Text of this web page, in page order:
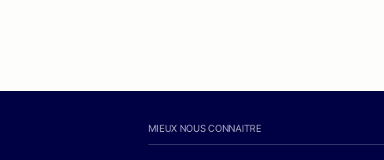
MIEUX NOUS CONNAITRE